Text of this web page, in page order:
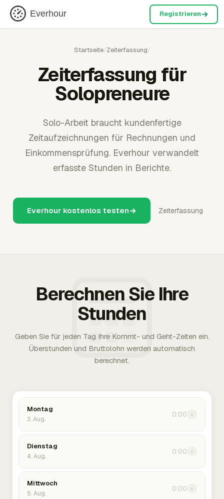
Everhour Registrieren
Startseite/Zeiterfassung/
Zeiterfassung für
Solopreneure
Solo-Arbeit braucht kundenfertige
Zeitaufzeichnungen für Rechnungen und
Einkommensprüfung. Everhour verwandelt
erfasste Stunden in Berichte.
Everhour kostenlos testen Zeiterfassung
Berechnen Sie Ihre
Stunden
Geben Sie für jeden Tag Ihre Kommt- und Geht-Zeiten ein.
Überstunden und Bruttolohn werden automatisch
berechnet.
Montag
3. Aug.
0:00 ›
Dienstag
4. Aug.
0:00 ›
Mittwoch
5. Aug.
0:00 ›